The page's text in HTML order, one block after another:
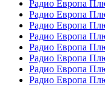
Радио Европа
Радио Европа
Радио Европа
Радио Европа
Радио Европа
Радио Европа
Радио Европа
Радио Европа